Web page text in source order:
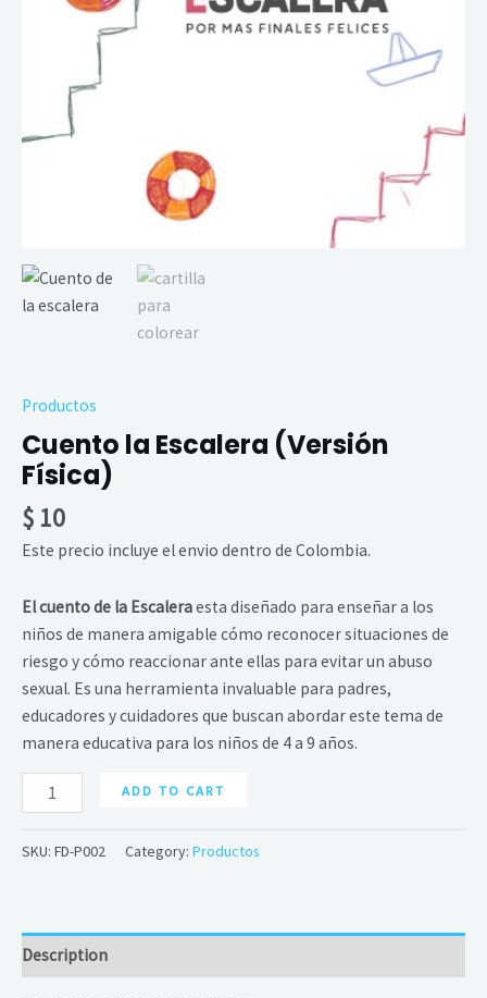
Productos
Cuento la Escalera (Versión
Física)
$ 10
Este precio incluye el envio dentro de Colombia.
El cuento de la Escaleraesta diseñado para enseñar a los
niños de manera amigable cómo reconocer situaciones de
riesgo y cómo reaccionar ante ellas para evitar un abuso
sexual. Es una herramienta invaluable para padres,
educadores y cuidadores que buscan abordar este tema de
manera educativa para los niños de 4 a 9 años.
ADD TO CART
SKU: FD-P002 Category: Productos
Description